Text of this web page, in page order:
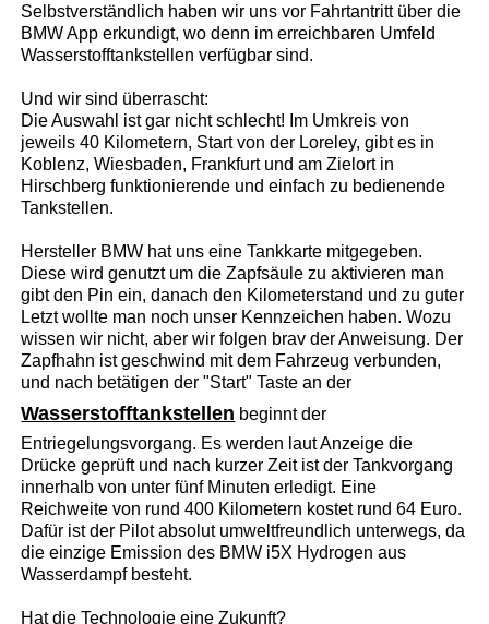
Selbstverständlich haben wir uns vor Fahrtantritt über die
BMW App erkundigt, wo denn im erreichbaren Umfeld
Wasserstofftankstellen verfügbar sind.
Und wir sind überrascht:
Die Auswahl ist gar nicht schlecht! Im Umkreis von
jeweils 40 Kilometern, Start von der Loreley, gibt es in
Koblenz, Wiesbaden, Frankfurt und am Zielort in
Hirschberg funktionierende und einfach zu bedienende
Tankstellen.
Hersteller BMW hat uns eine Tankkarte mitgegeben.
Diese wird genutzt um die Zapfsäule zu aktivieren man
gibt den Pin ein, danach den Kilometerstand und zu guter
Letzt wollte man noch unser Kennzeichen haben. Wozu
wissen wir nicht, aber wir folgen brav der Anweisung. Der
Zapfhahn ist geschwind mit dem Fahrzeug verbunden,
und nach betätigen der "Start" Taste an der
Wasserstofftankstellen beginnt der
Entriegelungsvorgang. Es werden laut Anzeige die
Drücke geprüft und nach kurzer Zeit ist der Tankvorgang
innerhalb von unter fünf Minuten erledigt. Eine
Reichweite von rund 400 Kilometern kostet rund 64 Euro.
Dafür ist der Pilot absolut umweltfreundlich unterwegs, da
die einzige Emission des BMW i5X Hydrogen aus
Wasserdampf besteht.
Hat die Technologie eine Zukunft?